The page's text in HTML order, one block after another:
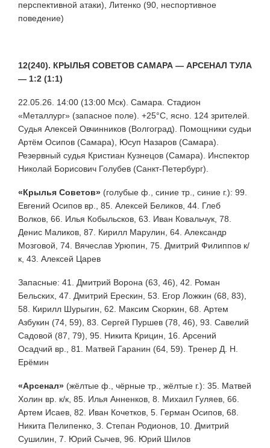
перспективной атаки), Литенко (90, неспортивное
поведение)
12(240). КРЫЛЬЯ СОВЕТОВ САМАРА — АРСЕНАЛ ТУЛА
— 1:2 (1:1)
22.05.26. 14:00 (13:00 Мск). Самара. Стадион
«Металлург» (запасное поле). +25°С, ясно. 124 зрителей.
Судья Алексей Овчинников (Волгоград). Помощники судьи
Артём Осипов (Самара), Юсуп Назаров (Самара).
Резервный судья Кристиан Кузнецов (Самара). Инспектор
Николай Борисович Голубев (Санкт-Петербург).
«Крылья Советов» (голубые ф., синие тр., синие г.): 99.
Евгений Осипов вр., 85. Алексей Беликов, 44. Глеб
Волков, 66. Илья Кобыльсков, 63. Иван Ковальчук, 78.
Денис Маликов, 87. Кирилл Марулин, 64. Александр
Мозговой, 74. Вячеслав Урюпин, 75. Дмитрий Филиппов к/
к, 43. Алексей Царев
Запасные: 41. Дмитрий Ворона (63, 46), 42. Роман
Бельских, 47. Дмитрий Ерескин, 53. Егор Ложкин (68, 83),
58. Кирилл Шурыгин, 62. Максим Скоркин, 68. Артем
Азбукин (74, 59), 83. Сергей Пуршев (78, 46), 93. Савелий
Садовой (87, 79), 95. Никита Крицин, 16. Арсений
Осадчий вр., 81. Матвей Гаранин (64, 59). Тренер Д. Н.
Ерёмин
«Арсенал» (жёлтые ф., чёрные тр., жёлтые г.): 35. Матвей
Холин вр. к/к, 85. Илья Анненков, 8. Михаил Гуляев, 66.
Артем Исаев, 82. Иван Кочетков, 5. Герман Осипов, 68.
Никита Пелипенко, 3. Степан Родионов, 10. Дмитрий
Сушилин, 7. Юрий Сычев, 96. Юрий Шилов